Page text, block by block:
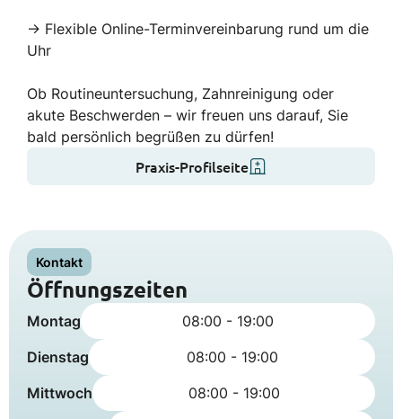
-> Flexible Online-Terminvereinbarung rund um die
Uhr
Ob Routineuntersuchung, Zahnreinigung oder
akute Beschwerden – wir freuen uns darauf, Sie
bald persönlich begrüßen zu dürfen!
Praxis-Profilseite
Kontakt
Öffnungszeiten
Montag
08:00 - 19:00
Dienstag
08:00 - 19:00
Mittwoch
08:00 - 19:00